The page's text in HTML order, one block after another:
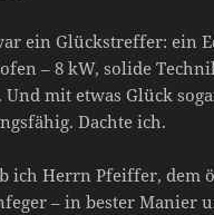
ein Glückstreffer: ein
– 8 kW, solide
Und mit etwas Glück
Dachte ich.
ich Herrn Pfeiffer, dem
– in bester Manier